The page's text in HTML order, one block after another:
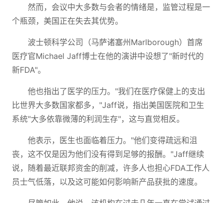
然而，会议中大多数与会者的情绪是，监管过程是一
个瓶颈，美国正在失去其优势。
波士顿科学公司（马萨诸塞州Marlborough）首席
医疗官Michael Jaff博士在他的演讲中设想了"新时代的
新FDA"。
他也指出了医学的压力。"我们在医疗保健上的支出
比世界大多数国家都多，"Jaff说，指出美国医院和卫生
系统"大多依靠微薄的利润生存"，这与直觉相反。
他表示，医生也面临着压力。"他们变得疏远和沮
丧，这不仅是因为他们没有得到足够的报酬。"Jaff继续
说，随着最近联邦资金的削减，许多人也担心FDA工作人
员士气低落，以及这可能如何影响新产品获批的速度。